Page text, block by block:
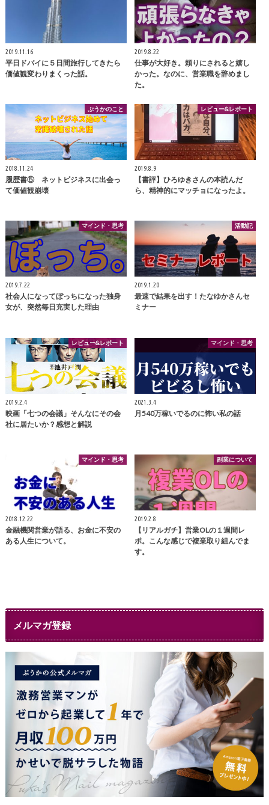
2019.11.16
平日ドバイに５日間旅行してきたら
価値観変わりまくった話。
2019.8.22
仕事が大好き。頼りにされると嬉し
かった。なのに、営業職を辞めまし
た。
ぷうかのこと
2018.11.24
履歴書⑤ ネットビジネスに出会っ
て価値観崩壊
レビュー&レポート
2019.8.9
【書評】ひろゆきさんの本読んだ
ら、精神的にマッチョになったよ。
マインド・思考
2019.7.22
社会人になってぼっちになった独身
女が、突然毎日充実した理由
活動記
2019.1.20
最速で結果を出す！たなゆかさんセ
ミナー
レビュー&レポート
2019.2.4
映画「七つの会議」そんなにその会
社に居たいか？感想と解説
マインド・思考
2021.3.4
月540万稼いでるのに怖い私の話
マインド・思考
2018.12.22
金融機関営業が語る、お金に不安の
ある人生について。
副業について
2019.2.8
【リアルガチ】営業OLの１週間レ
ポ。こんな感じで複業取り組んでま
す。
メルマガ登録